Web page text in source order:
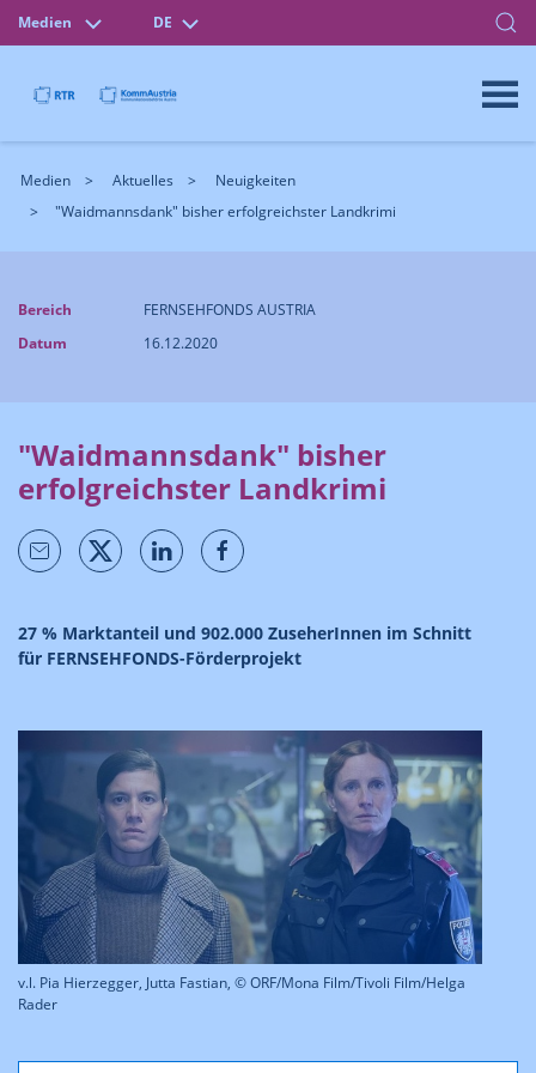
Medien DE
Medien Aktuelles
Neuigkeiten
"Waidmannsdank" bisher erfolgreichster Landkrimi
Bereich
FERNSEHFONDS AUSTRIA
Datum
16.12.2020
"Waidmannsdank" bisher
erfolgreichster Landkrimi
27 % Marktanteil und 902.000 ZuseherInnen im Schnitt
für FERNSEHFONDS-Förderprojekt
v.l. Pia Hierzegger, Jutta Fastian, © ORF/Mona Film/Tivoli Film/Helga
Rader